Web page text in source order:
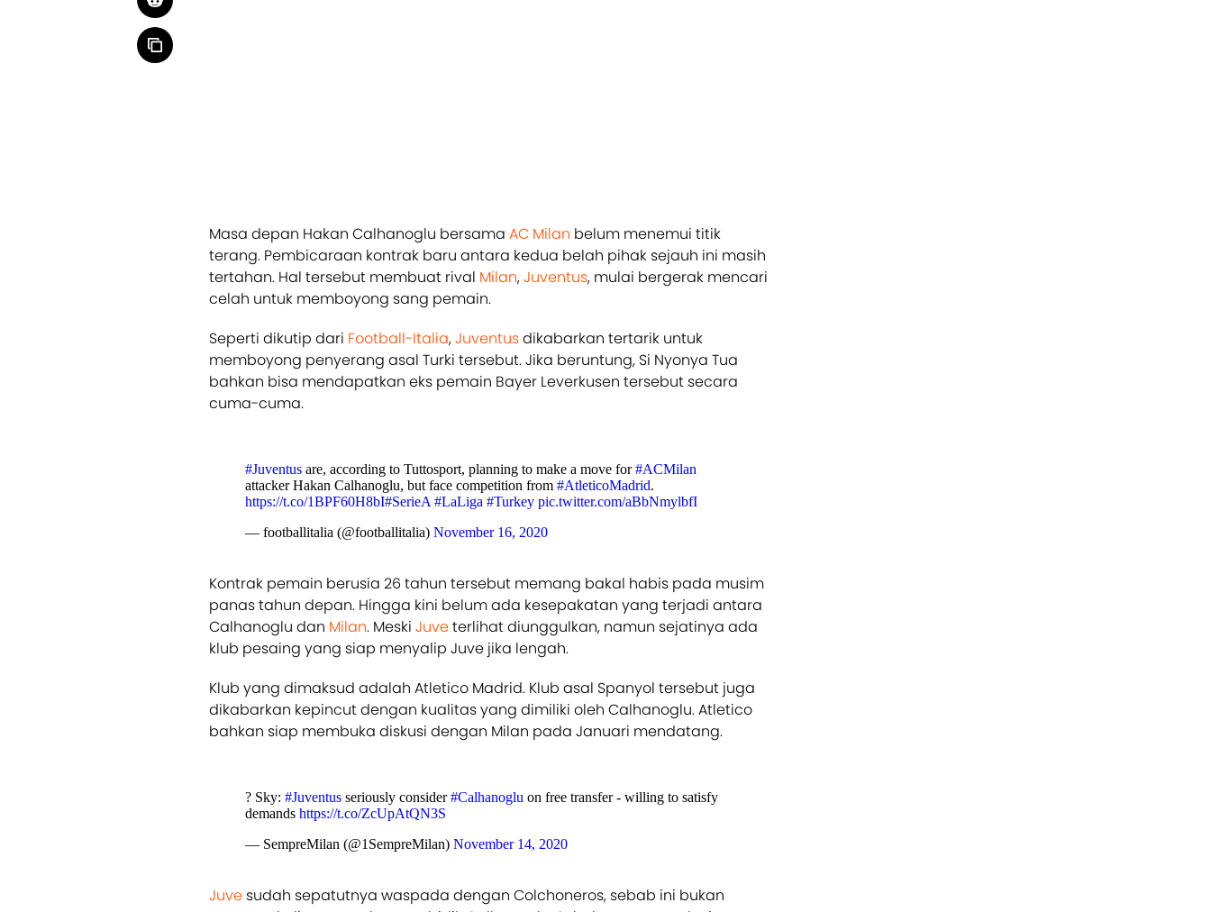
Masa depan Hakan Calhanoglu bersama AC Milan belum menemui titik
terang. Pembicaraan kontrak baru antara kedua belah pihak sejauh ini masih
tertahan. Hal tersebut membuat rival Milan,Juventus, mulai bergerak mencari
celah untuk memboyong sang pemain.
Seperti dikutip dari Football-Italia,Juventusdikabarkan tertarik untuk
memboyong penyerang asal Turki tersebut. Jika beruntung, Si Nyonya Tua
bahkan bisa mendapatkan eks pemain Bayer Leverkusen tersebut secara
cuma-cuma.
#Juventus are, according to Tuttosport, planning to make a move for#ACMilan
attacker Hakan Calhanoglu, but face competition from #AtleticoMadrid.
https://t.co/1BPF60H8bI#SerieA #LaLiga #Turkey pic.twitter.com/aBbNmylbfI
— footballitalia (@footballitalia) November 16, 2020
Kontrak pemain berusia 26 tahun tersebut memang bakal habis pada musim
panas tahun depan. Hingga kini belum ada kesepakatan yang terjadi antara
Calhanoglu dan Milan. Meski Juveterlihat diunggulkan, namun sejatinya ada
klub pesaing yang siap menyalip Juve jika lengah.
Klub yang dimaksud adalah Atletico Madrid. Klub asal Spanyol tersebut juga
dikabarkan kepincut dengan kualitas yang dimiliki oleh Calhanoglu. Atletico
bahkan siap membuka diskusi dengan Milan pada Januari mendatang.
? Sky: #Juventus seriously consider#Calhanoglu on free transfer - willing to satisfy
demands https://t.co/ZcUpAtQN3S
— SempreMilan (@1SempreMilan) November 14, 2020
Juve sudah sepatutnya waspada dengan Colchoneros, sebab ini bukan